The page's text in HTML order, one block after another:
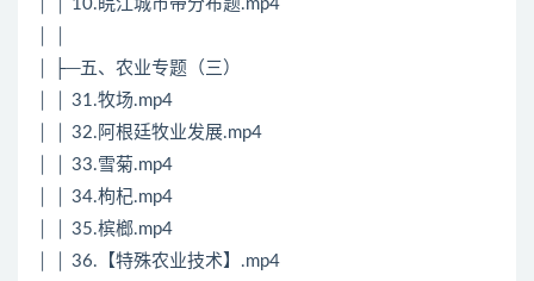
│ │ 10.皖江城市带分布题.mp4
│ ├─五、农业专题（三）
│ │ 31.牧场.mp4
│ │ 32.阿根廷牧业发展.mp4
│ │ 33.雪菊.mp4
│ │ 34.枸杞.mp4
│ │ 35.槟榔.mp4
│ │ 36.【特殊农业技术】.mp4